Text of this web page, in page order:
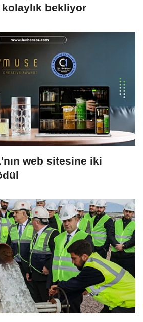
bekliyor
web sitesine iki